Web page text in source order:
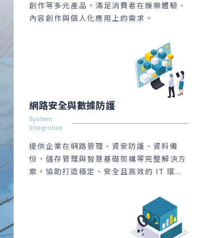
創作等多元產品，滿足消費者在娛樂體驗、
內容創作與個人化應用上的需求。
網路安全與數據防護
System
Integration
提供企業在網路管理、資安防護、資料備
份、儲存管理與智慧基礎架構等完整解決方
案，協助打造穩定、安全且高效的 IT 環